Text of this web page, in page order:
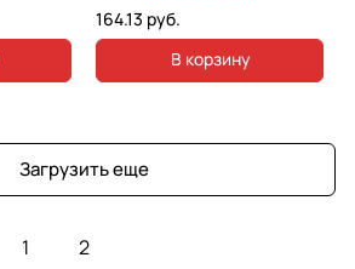
164.13 руб.
В корзину
Загрузить еще
1 2